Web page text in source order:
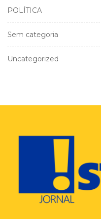
POLÍTICA
Sem categoria
Uncategorized